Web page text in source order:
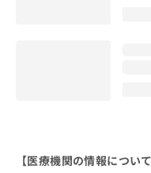
【医療機関の情報について